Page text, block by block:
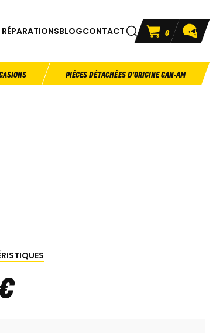
RÉPARATIONSBLOGCONTACT 0
PIÈCES DÉTACHÉES D'ORIGINE CAN-AM